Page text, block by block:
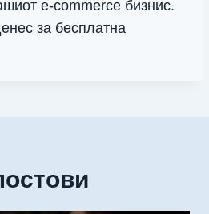
e-commerce бизнис.
за бесплатна